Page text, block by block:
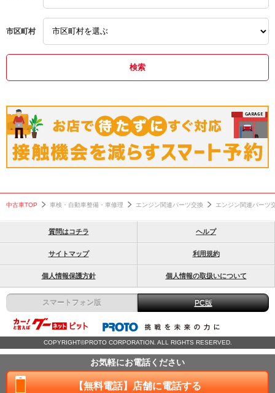
市区町村
中古車TOP 車検・自動車整備・車修理 エンジン関連パーツ交換 エンジン関連パーツ
お気軽にお電話ください
【無料電話】店舗に電話する
質問はコチラ ヘルプ
サイトマップ 利用規約
個人情報保護方針 個人情報の取扱いについて
スマートフォン版 PC版
COPYRIGHT©PROTO CORPORATION. ALL RIGHTS RESERVED.